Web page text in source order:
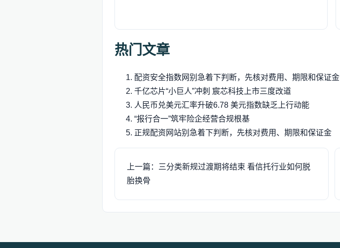
热门文章
配资安全指数网别急着下判断，先核对费用、期限和保证金
千亿芯片“小巨人”冲刺 宸芯科技上市三度改道
人民币兑美元汇率升破6.78 美元指数缺乏上行动能
“报行合一”筑牢险企经营合规根基
正规配资网站别急着下判断，先核对费用、期限和保证金
上一篇：三分类新规过渡期将结束 看信托行业如何脱
胎换骨